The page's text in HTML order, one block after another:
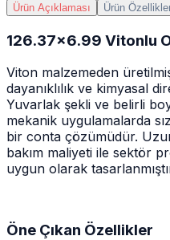
Ürün Açıklaması Ürün
126.37x6.99 Vitonlu
Viton malzemeden
dayanıklılık ve kimyasal
Yuvarlak şekli ve belirli
mekanik uygulamalarda
bir conta çözümüdür.
bakım maliyeti ile sektör
uygun olarak
Öne Çıkan Özellikler